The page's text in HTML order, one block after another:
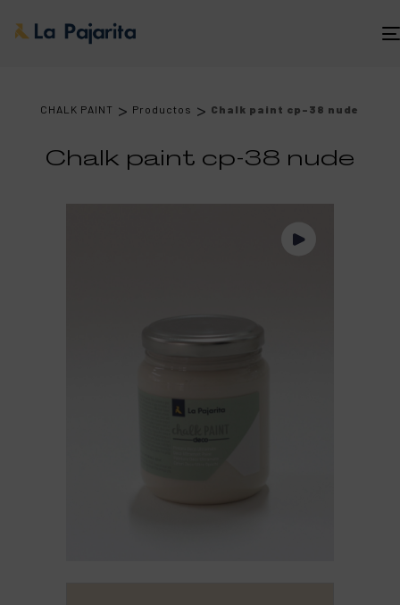
CHALK PAINT > Productos > Chalk paint cp-38 nude
Chalk paint cp-38 nude